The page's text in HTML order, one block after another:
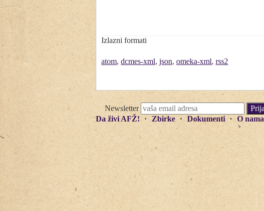
Izlazni formati
atom, dcmes-xml, json, omeka-xml, rss2
Newsletter
Da živi AFŽ!
Zbirke Dokumenti O nama